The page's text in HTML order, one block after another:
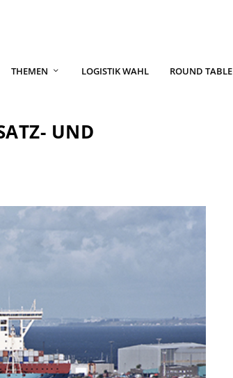
THEMEN LOGISTIK WAHL ROUND TABLE
UND